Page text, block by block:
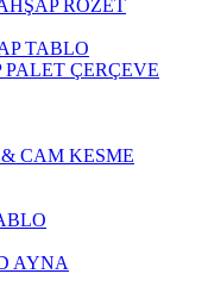
ROZET
TABLO
ÇERÇEVE
CAM KESME
AYNA